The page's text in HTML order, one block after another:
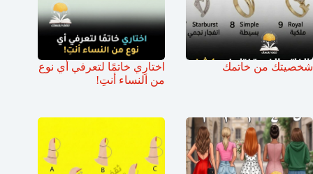
شخصيتك من خاتمك
اختارِي خاتمًا لتعرفي أي نوع
من النساء أنتِ!